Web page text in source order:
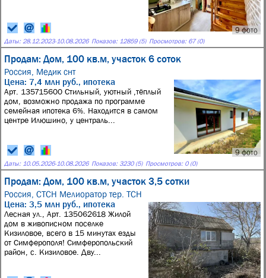
9 фото
Даты: 28.12.2023-10.08.2026 Показов: 12859 (5) Просмотров: 67 (0)
Продам: Дом, 100 кв.м, участок 6 соток
Россия, Медик снт
9 фото
Цена: 7,4 млн руб., ипотека
Арт. 135715600 Стильный, уютный ,тёплый
дом, возможно продажа по программе
семейная ипотека 6%. Находится в самом
центре Илюшино, у централь...
Даты: 10.05.2026-10.08.2026 Показов: 3230 (5) Просмотров: 0 (0)
Продам: Дом, 100 кв.м, участок 3,5 сотки
Россия, СТСН Мелиоратор тер. ТСН
Цена: 3,5 млн руб., ипотека
Лесная ул., Арт. 135062618 Жилой
дом в живописном поселке
Кизиловое, всего в 15 минутах езды
от Симферополя! Симферопольский
район, с. Кизиловое. Дву...